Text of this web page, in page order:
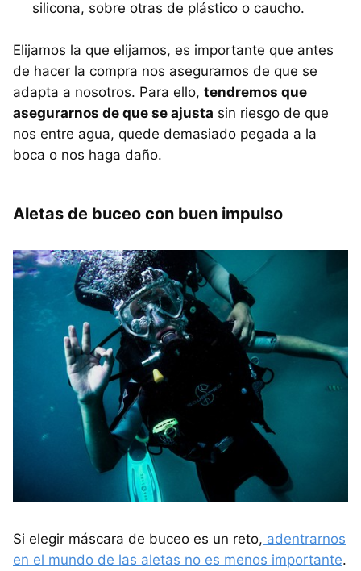
silicona, sobre otras de plástico o caucho.
Elijamos la que elijamos, es importante que antes
de hacer la compra nos aseguramos de que se
adapta a nosotros. Para ello, tendremos que
asegurarnos de que se ajusta sin riesgo de que
nos entre agua, quede demasiado pegada a la
boca o nos haga daño.
Aletas de buceo con buen impulso
Si elegir máscara de buceo es un reto, adentrarnos
en el mundo de las aletas no es menos importante.